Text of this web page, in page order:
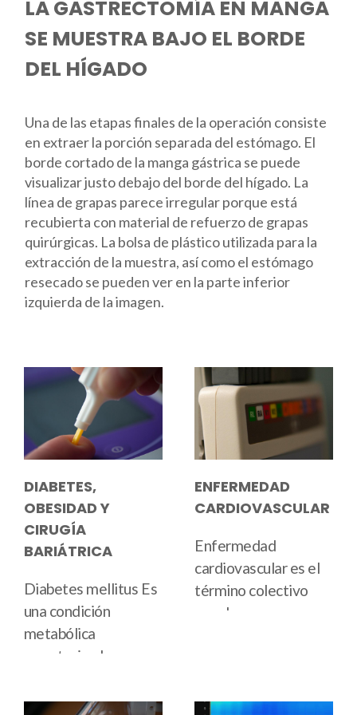
LA GASTRECTOMÍA EN MANGA
SE MUESTRA BAJO EL BORDE
DEL HÍGADO
Una de las etapas finales de la operación consiste
en extraer la porción separada del estómago. El
borde cortado de la manga gástrica se puede
visualizar justo debajo del borde del hígado. La
línea de grapas parece irregular porque está
recubierta con material de refuerzo de grapas
quirúrgicas. La bolsa de plástico utilizada para la
extracción de la muestra, así como el estómago
resecado se pueden ver en la parte inferior
izquierda de la imagen.
DIABETES,
OBESIDAD Y
CIRUGÍA
BARIÁTRICA
Diabetes mellitus Es
una condición
metabólica
caracterizada por
glucosa en sangre o
ENFERMEDAD
CARDIOVASCULAR
Enfermedad
cardiovascular es el
término colectivo
para las
evidencia